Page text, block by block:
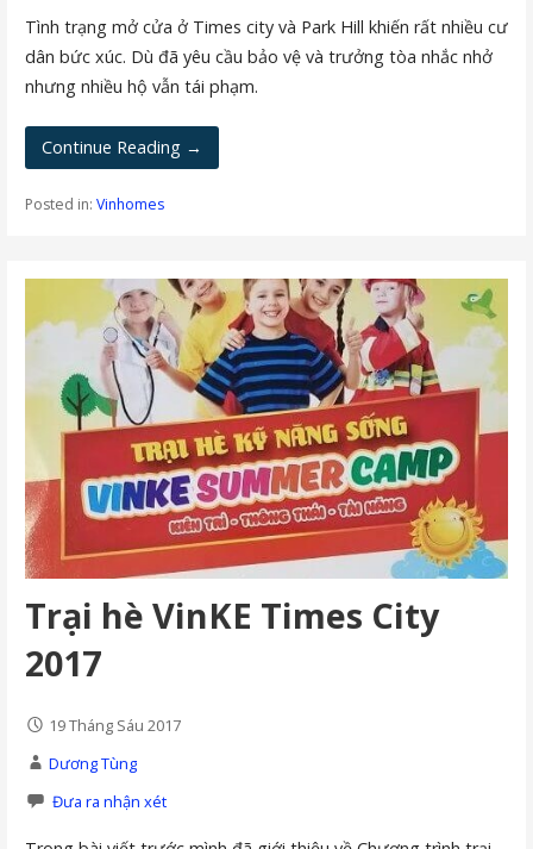
Tình trạng mở cửa ở Times city và Park Hill khiến rất nhiều cư
dân bức xúc. Dù đã yêu cầu bảo vệ và trưởng tòa nhắc nhở
nhưng nhiều hộ vẫn tái phạm.
Continue Reading →
Posted in: Vinhomes
Trại hè VinKE Times City
2017
19 Tháng Sáu 2017
Dương Tùng
Đưa ra nhận xét